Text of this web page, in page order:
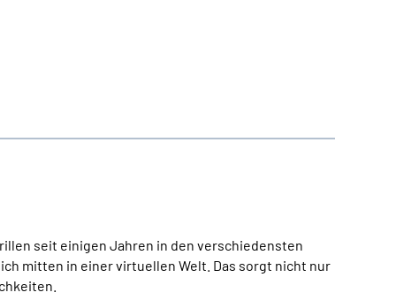
seit einigen Jahren in den verschiedensten
mitten in einer virtuellen Welt. Das sorgt nicht nur